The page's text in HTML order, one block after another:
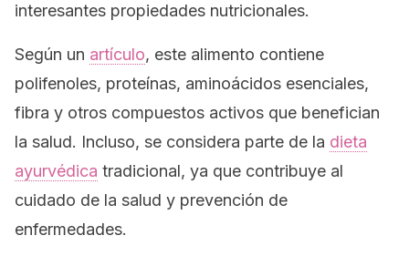
interesantes propiedades nutricionales.
Según un artículo, este alimento contiene
polifenoles, proteínas, aminoácidos esenciales,
fibra y otros compuestos activos que benefician
la salud. Incluso, se considera parte de la dieta
ayurvédica tradicional, ya que contribuye al
cuidado de la salud y prevención de
enfermedades.